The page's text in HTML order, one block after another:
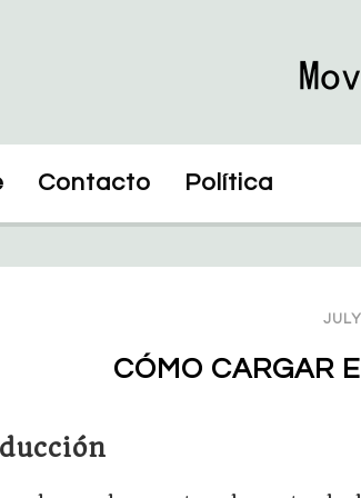
Contacto Política
CÓMO CARGAR